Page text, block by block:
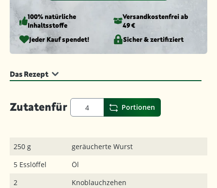
100% natürliche
Inhaltsstoffe
Versandkosten­frei ab
49 €
Jeder Kauf spendet!
Sicher & zertifiziert
Das Rezept
Zutatenfür Portionen
250 g
geräucherte Wurst
5 Esslöffel
Öl
2
Knoblauchzehen